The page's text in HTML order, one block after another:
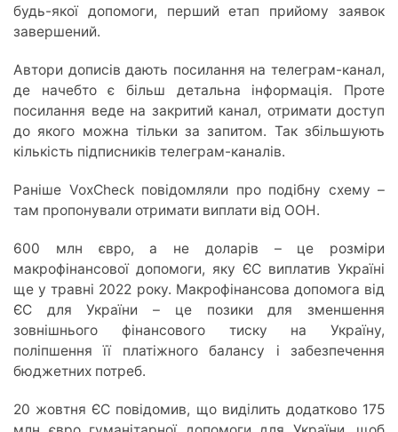
будь-якої допомоги, перший етап прийому заявок
завершений.
Автори дописів дають посилання на телеграм-канал,
де начебто є більш детальна інформація. Проте
посилання веде на закритий канал, отримати доступ
до якого можна тільки за запитом. Так збільшують
кількість підписників телеграм-каналів.
Раніше VoxCheck повідомляли про подібну схему –
там пропонували отримати виплати від ООН.
600 млн євро, а не доларів – це розміри
макрофінансової допомоги, яку ЄС виплатив Україні
ще у травні 2022 року. Макрофінансова допомога від
ЄС для України – це позики для зменшення
зовнішнього фінансового тиску на Україну,
поліпшення її платіжного балансу і забезпечення
бюджетних потреб.
20 жовтня ЄС повідомив, що виділить додатково 175